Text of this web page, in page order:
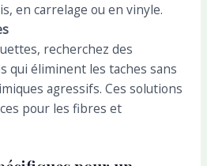
en carrelage ou en vinyle.
recherchez des
qui éliminent les taches sans
agressifs. Ces solutions
pour les fibres et